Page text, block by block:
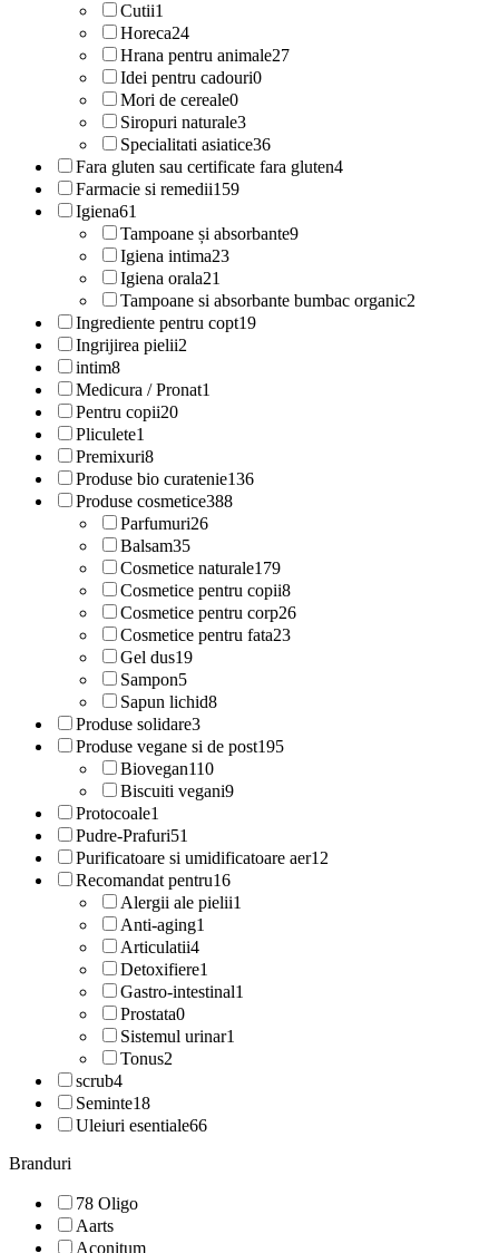
Cutii1
Horeca24
Hrana pentru animale27
Idei pentru cadouri0
Mori de cereale0
Siropuri naturale3
Specialitati asiatice36
Fara gluten sau certificate fara gluten4
Farmacie si remedii159
Igiena61
Tampoane și absorbante9
Igiena intima23
Igiena orala21
Tampoane si absorbante bumbac organic2
Ingrediente pentru copt19
Ingrijirea pielii2
intim8
Medicura / Pronat1
Pentru copii20
Pliculete1
Premixuri8
Produse bio curatenie136
Produse cosmetice388
Parfumuri26
Balsam35
Cosmetice naturale179
Cosmetice pentru copii8
Cosmetice pentru corp26
Cosmetice pentru fata23
Gel dus19
Sampon5
Sapun lichid8
Produse solidare3
Produse vegane si de post195
Biovegan110
Biscuiti vegani9
Protocoale1
Pudre-Prafuri51
Purificatoare si umidificatoare aer12
Recomandat pentru16
Alergii ale pielii1
Anti-aging1
Articulatii4
Detoxifiere1
Gastro-intestinal1
Prostata0
Sistemul urinar1
Tonus2
scrub4
Seminte18
Uleiuri esentiale66
Branduri
78 Oligo
Aarts
Aconitum